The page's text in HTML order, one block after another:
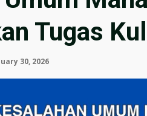
Tugas
30, 2026